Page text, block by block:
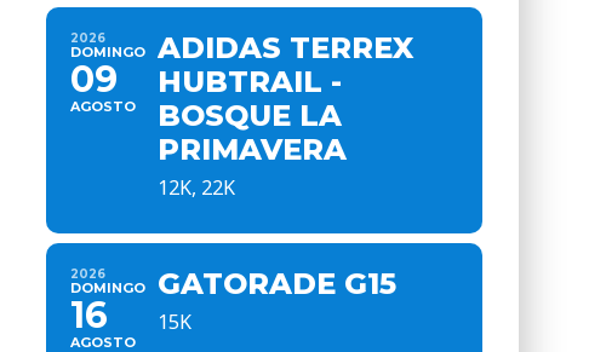
2026
DOMINGO
09
AGOSTO
ADIDAS TERREX
HUBTRAIL -
BOSQUE LA
PRIMAVERA
12K, 22K
2026
DOMINGO
16
AGOSTO
GATORADE G15
15K